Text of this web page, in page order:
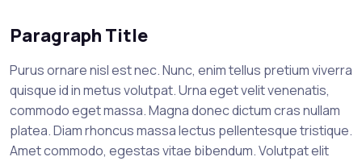
Paragraph Title
Purus ornare nisl est nec. Nunc, enim tellus pretium viverra
quisque id in metus volutpat. Urna eget velit venenatis,
commodo eget massa. Magna donec dictum cras nullam
platea. Diam rhoncus massa lectus pellentesque tristique.
Amet commodo, egestas vitae bibendum. Volutpat elit